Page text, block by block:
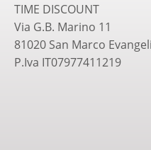
TIME DISCOUNT
Via G.B. Marino 11
81020 San Marco
P.Iva IT07977411219